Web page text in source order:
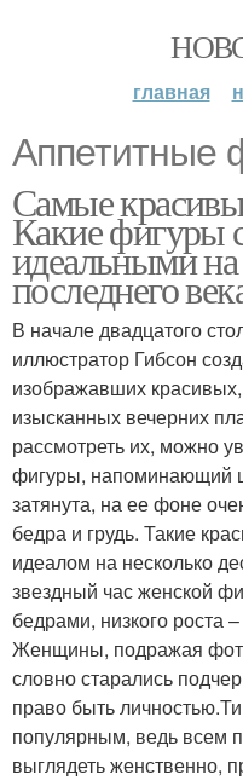
главная
Аппетитные
Самые
Какие фигуры
идеальными
последнего
В начале двадцатого
иллюстратор Гибсон
изображавших
изысканных вечерних
рассмотреть их, можно
фигуры, напоминающий
затянута, на ее фоне
бедра и грудь. Такие
идеалом на несколько
звездный час женской
бедрами, низкого роста
Женщины, подражая
словно старались
право быть
популярным, ведь всем
выглядеть женственно,